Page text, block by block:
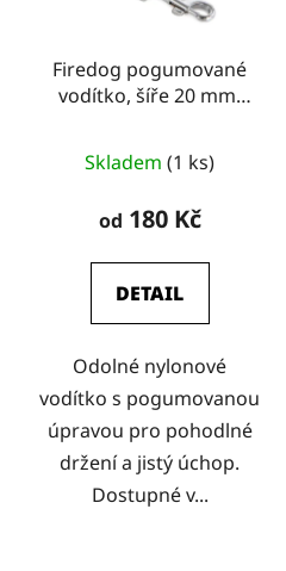
Firedog pogumované
vodítko, šíře 20 mm,
Skladem (1 ks)
od 180 Kč
DETAIL
Odolné nylonové
vodítko s pogumovanou
úpravou pro pohodlné
držení a jistý úchop.
Dostupné v...